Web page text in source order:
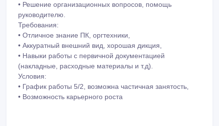
• Решение организационных вопросов, помощь
руководителю.
Требования:
• Отличное знание ПК, оргтехники,
• Аккуратный внешний вид, хорошая дикция,
• Навыки работы с первичной документацией
(накладные, расходные материалы и т.д).
Условия:
• График работы 5/2, возможна частичная занятость,
• Возможность карьерного роста